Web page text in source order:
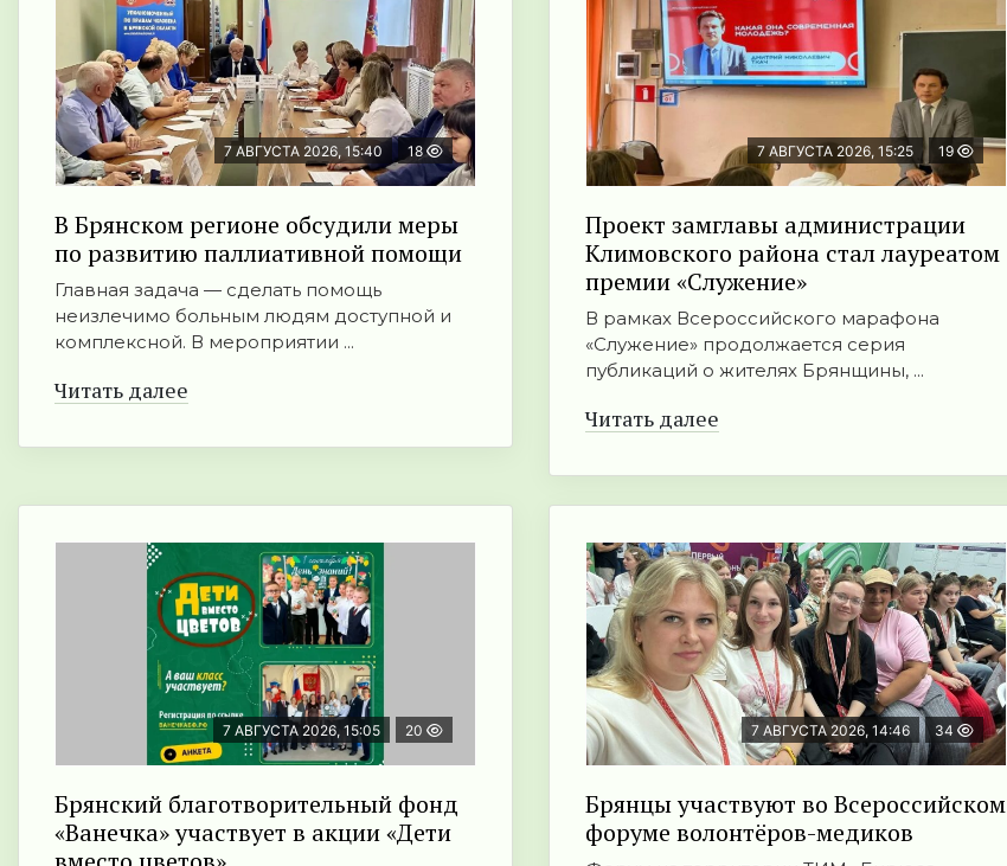
7 АВГУСТА 2026, 15:40 18
В Брянском регионе обсудили меры
по развитию паллиативной помощи
Главная задача — сделать помощь
неизлечимо больным людям доступной и
комплексной. В мероприятии ...
Читать далее
7 АВГУСТА 2026, 15:25 19
Проект замглавы администрации
Климовского района стал лауреатом
премии «Служение»
В рамках Всероссийского марафона
«Служение» продолжается серия
публикаций о жителях Брянщины, ...
Читать далее
7 АВГУСТА 2026, 15:05 20
Брянский благотворительный фонд
«Ванечка» участвует в акции «Дети
7 АВГУСТА 2026, 14:46 34
Брянцы участвуют во Всероссийском
форуме волонтёров-медиков